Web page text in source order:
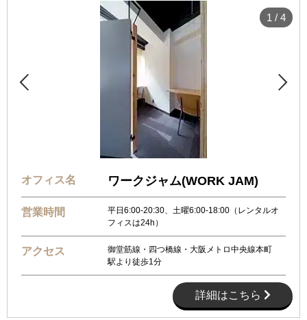
 
1 / 4
オフィス名 ワークジャム(WORK JAM)
営業時間
平日6:00-20:30、土曜6:00-18:00（レンタルオ
フィスは24h）
アクセス
御堂筋線・四つ橋線・大阪メトロ中央線本町
駅より徒歩1分
詳細はこちら